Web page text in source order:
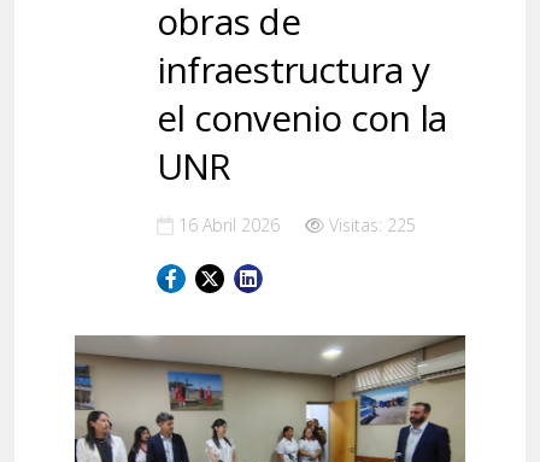
obras de
infraestructura y
el convenio con la
UNR
16 Abril 2026 Visitas: 225